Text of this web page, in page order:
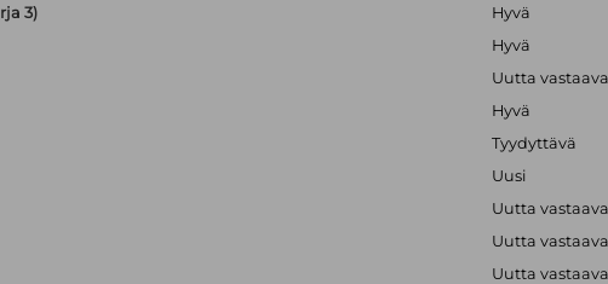
3)
Hyvä
Hyvä
Uutta vastaava
Hyvä
Tyydyttävä
Uusi
Uutta vastaava
Uutta vastaava
Uutta vastaava